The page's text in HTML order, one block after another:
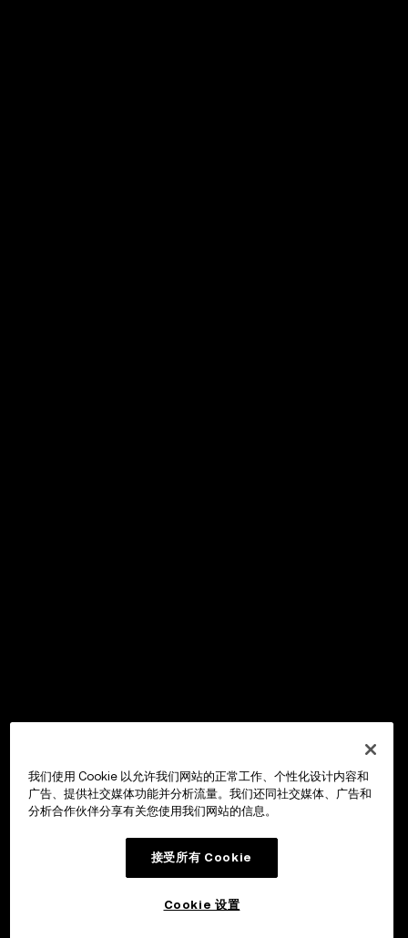
我们使用 Cookie 以允许我们网站的正常工作、个性化设计内容和
广告、提供社交媒体功能并分析流量。我们还同社交媒体、广告和
分析合作伙伴分享有关您使用我们网站的信息。
接受所有 Cookie
Cookie 设置